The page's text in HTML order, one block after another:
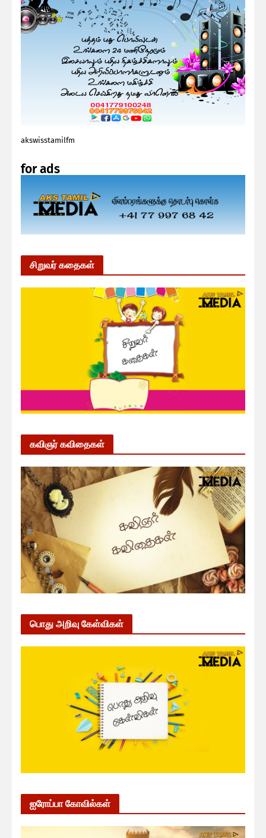
akswisstamilfm
for ads
சிறுவர் கதைகள்
கவிஞர் கவிதைகள்
பொது அறிவு கேள்விகள்
ஐரோப்பா கோவில்கள்